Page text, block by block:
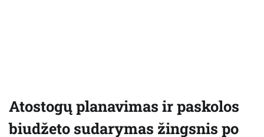
Atostogų planavimas ir paskolos
biudžeto sudarymas žingsnis po